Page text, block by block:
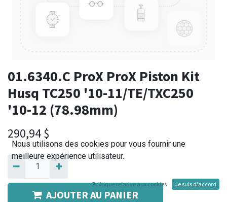
01.6340.C ProX ProX Piston Kit
Husq TC250 '10-11/TE/TXC250
'10-12 (78.98mm)
290,94 $
AJOUTER AU PANIER
Nous utilisons des cookies pour vous fournir une
meilleure expérience utilisateur.
Politique relative aux cookies Je suis d'accord